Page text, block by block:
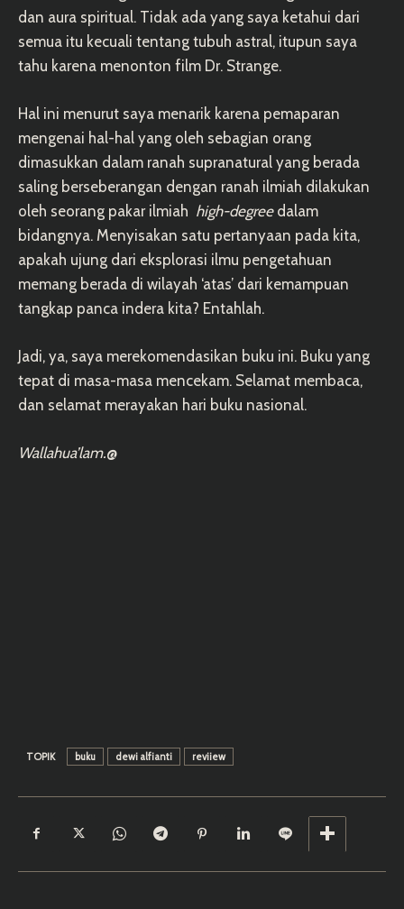
dan aura spiritual. Tidak ada yang saya ketahui dari
semua itu kecuali tentang tubuh astral, itupun saya
tahu karena menonton film Dr. Strange.
Hal ini menurut saya menarik karena pemaparan
mengenai hal-hal yang oleh sebagian orang
dimasukkan dalam ranah supranatural yang berada
saling berseberangan dengan ranah ilmiah dilakukan
oleh seorang pakar ilmiah high-degreedalam
bidangnya. Menyisakan satu pertanyaan pada kita,
apakah ujung dari eksplorasi ilmu pengetahuan
memang berada di wilayah ‘atas’ dari kemampuan
tangkap panca indera kita? Entahlah.
Jadi, ya, saya merekomendasikan buku ini. Buku yang
tepat di masa-masa mencekam. Selamat membaca,
dan selamat merayakan hari buku nasional.
Wallahua’lam.@
TOPIK buku dewi alfianti reviiew